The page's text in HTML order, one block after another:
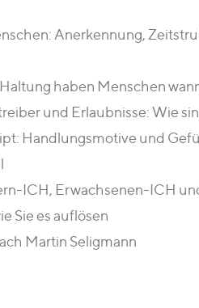
Anerkennung,
haben Menschen
und Erlaubnisse: Wie
Handlungsmotive und
ICH, Erwachsenen-ICH
Sie es auflösen
Martin Seligmann